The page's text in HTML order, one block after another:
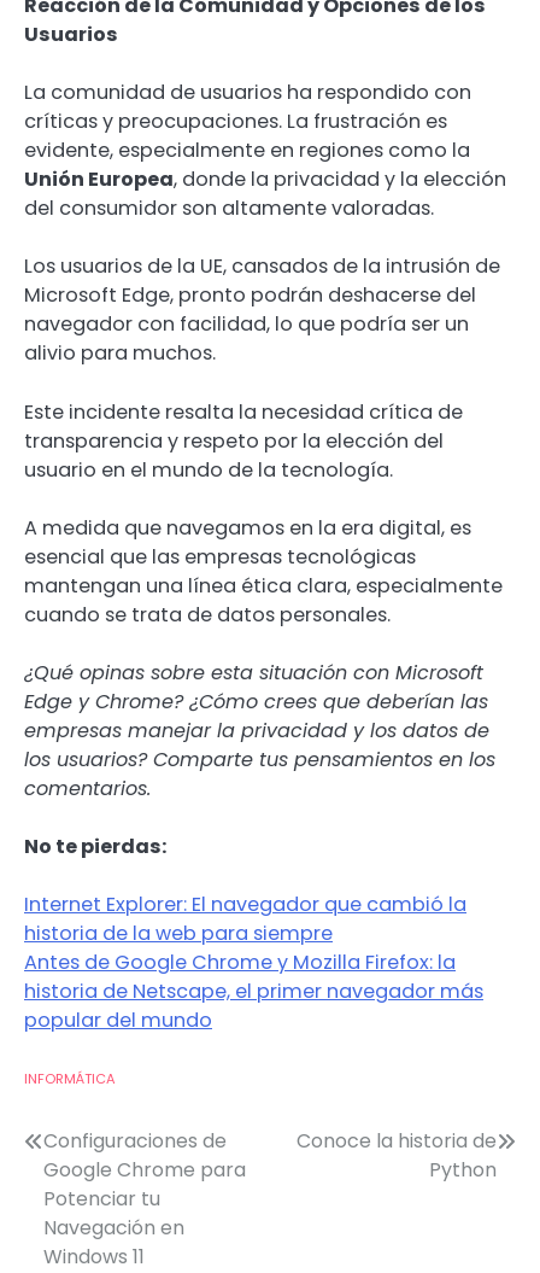
Reacción de la Comunidad y Opciones de los
Usuarios
La comunidad de usuarios ha respondido con
críticas y preocupaciones. La frustración es
evidente, especialmente en regiones como la
Unión Europea, donde la privacidad y la elección
del consumidor son altamente valoradas.
Los usuarios de la UE, cansados de la intrusión de
Microsoft Edge, pronto podrán deshacerse del
navegador con facilidad, lo que podría ser un
alivio para muchos.
Este incidente resalta la necesidad crítica de
transparencia y respeto por la elección del
usuario en el mundo de la tecnología.
A medida que navegamos en la era digital, es
esencial que las empresas tecnológicas
mantengan una línea ética clara, especialmente
cuando se trata de datos personales.
¿Qué opinas sobre esta situación con Microsoft
Edge y Chrome? ¿Cómo crees que deberían las
empresas manejar la privacidad y los datos de
los usuarios? Comparte tus pensamientos en los
comentarios.
No te pierdas:
Internet Explorer: El navegador que cambió la
historia de la web para siempre
Antes de Google Chrome y Mozilla Firefox: la
historia de Netscape, el primer navegador más
popular del mundo
INFORMÁTICA
Post
navigation
Configuraciones de
Google Chrome para
Potenciar tu
Navegación en
Windows 11
Conoce la historia de
Python